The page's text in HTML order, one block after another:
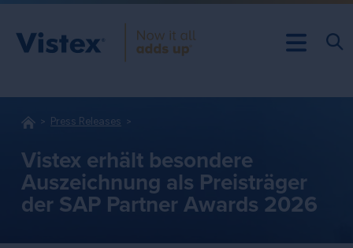
Press Releases
Vistex erhält besondere
Auszeichnung als Preisträger
der SAP Partner Awards 2026